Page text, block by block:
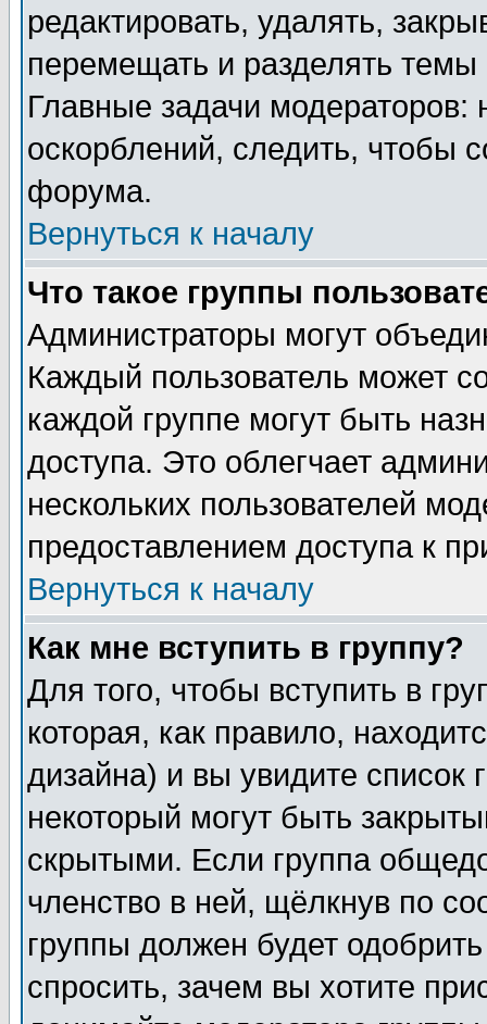
редактировать, удалять,
перемещать и разделять
Главные задачи
оскорблений, следить, чтобы
форума.
Вернуться к началу
Что такое группы
Администраторы могут
Каждый пользователь может
каждой группе могут быть
доступа. Это облегчает
нескольких пользователей
предоставлением доступа к
Вернуться к началу
Как мне вступить в группу?
Для того, чтобы вступить в
которая, как правило,
дизайна) и вы увидите список
некоторый могут быть
скрытыми. Если группа
членство в ней, щёлкнув по
группы должен будет
спросить, зачем вы хотите